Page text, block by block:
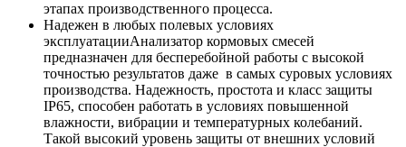
этапах производственного процесса.
Надежен в любых полевых условиях
эксплуатацииАнализатор кормовых смесей
предназначен для бесперебойной работы с высокой
точностью результатов даже в самых суровых условиях
производства. Надежность, простота и класс защиты
IP65, способен работать в условиях повышенной
влажности, вибрации и температурных колебаний.
Такой высокий уровень защиты от внешних условий